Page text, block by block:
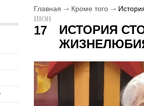
Главная Кроме того
ИЮН
17
ИСТОРИЯ